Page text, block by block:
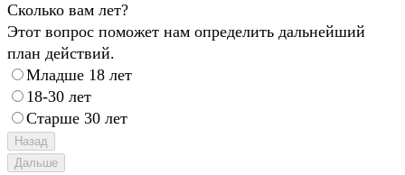
Сколько вам лет?
Этот вопрос поможет нам определить дальнейший
план действий.
Младше 18 лет
18-30 лет
Старше 30 лет
Назад
Дальше